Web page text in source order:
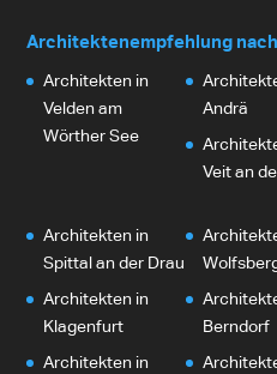
Architektenempfehlung
Architekten in
Velden am
Wörther See
Andrä
Veit an
Architekten in
Spittal an der Drau
Architekten in
Klagenfurt
Berndorf
Architekten in